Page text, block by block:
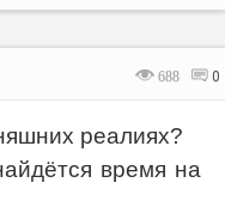
688 0
реалиях?
время на